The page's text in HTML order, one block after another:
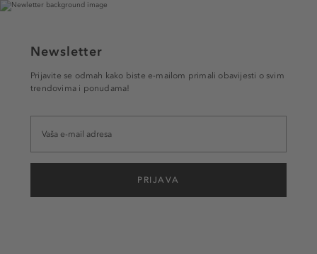
Newsletter
Prijavite se odmah kako biste e-mailom primali obavijesti o svim
trendovima i ponudama!
PRIJAVA